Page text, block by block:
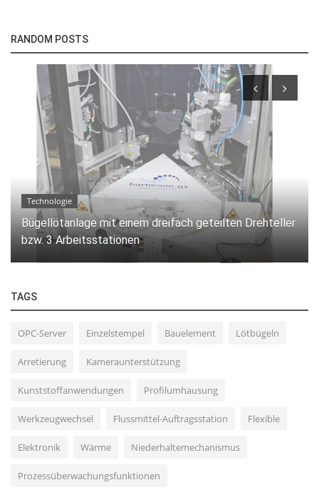
RANDOM POSTS
Technologie
Bügellötanlage mit einem dreifach geteilten Drehteller
bzw. 3 Arbeitsstationen
TAGS
OPC-Server Einzelstempel Bauelement Lötbügeln
Arretierung Kameraunterstützung
Kunststoffanwendungen Profilumhausung
Werkzeugwechsel Flussmittel-Auftragsstation Flexible
Elektronik Wärme Niederhaltemechanismus
Prozessüberwachungsfunktionen